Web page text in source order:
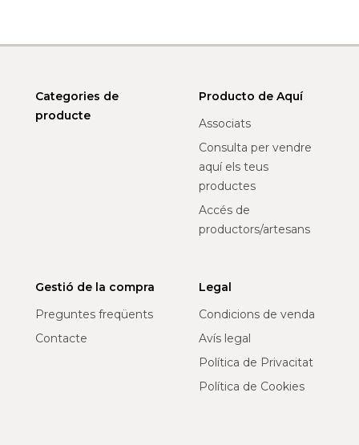
Categories de
producte
Producto de Aquí
Associats
Consulta per vendre
aquí els teus
productes
Accés de
productors/artesans
Gestió de la compra
Preguntes freqüents
Contacte
Legal
Condicions de venda
Avís legal
Política de Privacitat
Política de Cookies